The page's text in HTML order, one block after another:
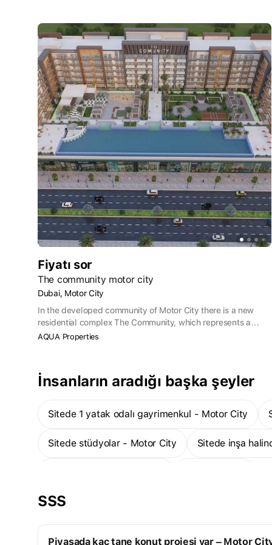
Fiyatı sor
The community motor city
Dubai, Motor City
In the developed community of Motor City there is a new
residential complex The Community, which represents a
completely new concept of life in Dubai. This innovative
living space.
AQUA Properties
İnsanların aradığı başka şeyler
Sitede 1 yatak odalı gayrimenkul - Motor City
Sitede stüdyolar - Motor City Sitede inşa
SSS
Piyasada kaç tane konut projesi var – Motor